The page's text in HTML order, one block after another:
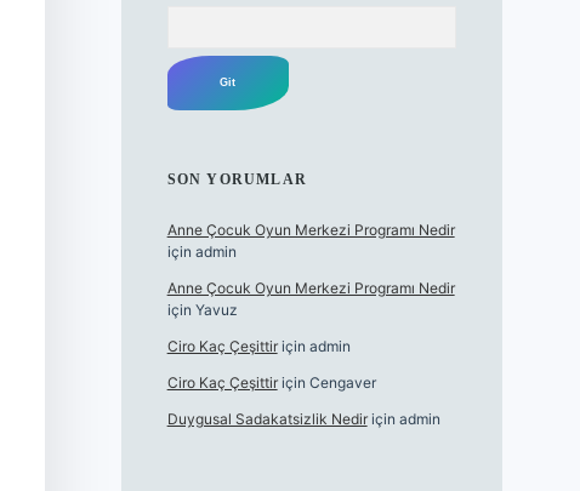
SON YORUMLAR
Anne Çocuk Oyun Merkezi Programı Nedir
için admin
Anne Çocuk Oyun Merkezi Programı Nedir
için Yavuz
Ciro Kaç Çeşittiriçin admin
Ciro Kaç Çeşittiriçin Cengaver
Duygusal Sadakatsizlik Nediriçin admin